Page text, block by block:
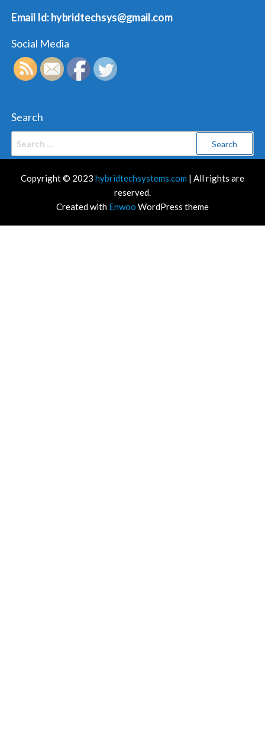
Email Id: hybridtechsys@gmail.com
Social Media
Search
Copyright © 2023 hybridtechsystems.com | All rights are
reserved.
Created with Enwoo WordPress theme